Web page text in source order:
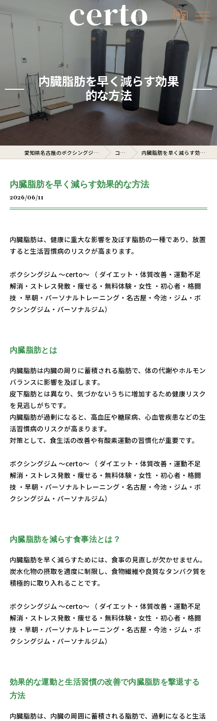
内臓脂肪を早く減らす効果
的な方法
愛知県名古屋のボクシングジムならcerto コラム 内臓脂肪を早く減らす効果的な方法
内臓脂肪を早く減らす効果的な方法
2026/06/11
内臓脂肪は、健康に重大な影響を及ぼす脂肪の一種であり、放置
すると生活習慣病のリスクが高まります。
ボクシングジム ～certo～ （ ダイエット・体質改善・運動不足
解消・ストレス発散・痩せる・無料体験・女性 ・初心者・格闘
技 ・早朝・パーソナルトレーニング・名古屋・今池・ジム・ボ
クシングジム・パーソナルジム）
内臓脂肪とは
内臓脂肪は内臓の周りに蓄積される脂肪で、体の代謝やホルモン
バランスに影響を及ぼします。
皮下脂肪とは異なり、気づかないうちに増加するため健康リスク
を見逃しがちです。
内臓脂肪が過剰になると、高血圧や糖尿病、心血管疾患などの生
活習慣病のリスクが高まります。
対策として、食生活の改善や有酸素運動の習慣化が重要です。
ボクシングジム ～certo～ （ ダイエット・体質改善・運動不足
解消・ストレス発散・痩せる・無料体験・女性 ・初心者・格闘
技 ・早朝・パーソナルトレーニング・名古屋・今池・ジム・ボ
クシングジム・パーソナルジム）
内臓脂肪を減らす食事法とは？
内臓脂肪を早く減らすためには、食事の見直しが欠かせません。
炭水化物の摂取を適度に制限し、食物繊維や良質なタンパク質を
積極的に取り入れることです。
ボクシングジム ～certo～ （ ダイエット・体質改善・運動不足
解消・ストレス発散・痩せる・無料体験・女性 ・初心者・格闘
技 ・早朝・パーソナルトレーニング・名古屋・今池・ジム・ボ
クシングジム・パーソナルジム）
効果的な運動と生活習慣の改善で内臓脂肪を撃退する
方法
内臓脂肪は、内臓の周囲に蓄積される脂肪で、過剰になると生活